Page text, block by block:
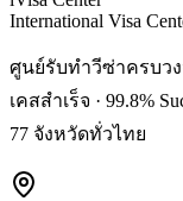
International Visa
ศูนย์รับทำวีซ่าครบวง
เคสสำเร็จ · 99.8%
77 จังหวัดทั่วไทย